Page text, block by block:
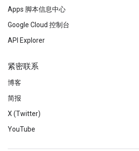
Apps 脚本信息中心
Google Cloud 控制台
API Explorer
紧密联系
博客
简报
X (Twitter)
YouTube